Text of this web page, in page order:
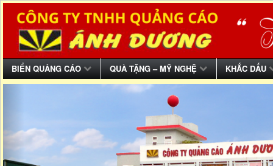
BIỂN QUẢNG CÁO QUÀ TẶNG – MỸ NGHỆ KHẮC DẤU